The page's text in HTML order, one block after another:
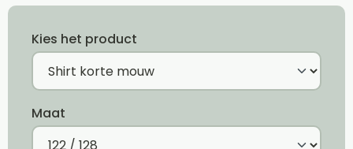
Kies het product
Maat